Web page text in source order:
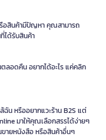
รือสินค้ามีปัญหา คุณสามารถ
ได้รับสินค้า
อดคืน อยากได้อะไร แค่คลิก
น หรืออยากแวะร้าน B2S แต่
มาให้คุณเลือกสรรได้ง่ายๆ
ายหนังสือ หรือสินค้าอื่นๆ